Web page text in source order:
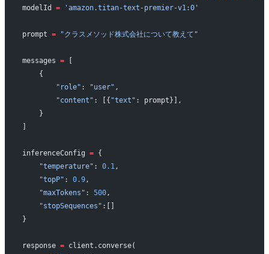
modelId = 'amazon.titan-text-premier-v1:0'
prompt = "クラスメソッド株式会社について教えて"
messages = [
    {
        "role"
: "user" ,
        "content"
: [{ "text" : prompt}],
    }
inferenceConfig = {
    "temperature"
: 0.1,
    "topP"
: 0.9,
    "maxTokens"
: 500,
    "stopSequences"
:[]
}
response = client.converse(